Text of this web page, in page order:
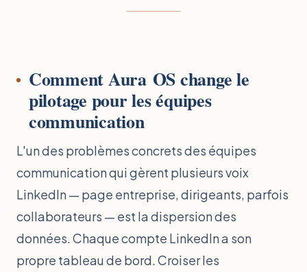
Comment Aura OS change le
pilotage pour les équipes
communication
L'un des problèmes concrets des équipes
communication qui gèrent plusieurs voix
LinkedIn — page entreprise, dirigeants, parfois
collaborateurs — est la dispersion des
données. Chaque compte LinkedIn a son
propre tableau de bord. Croiser les